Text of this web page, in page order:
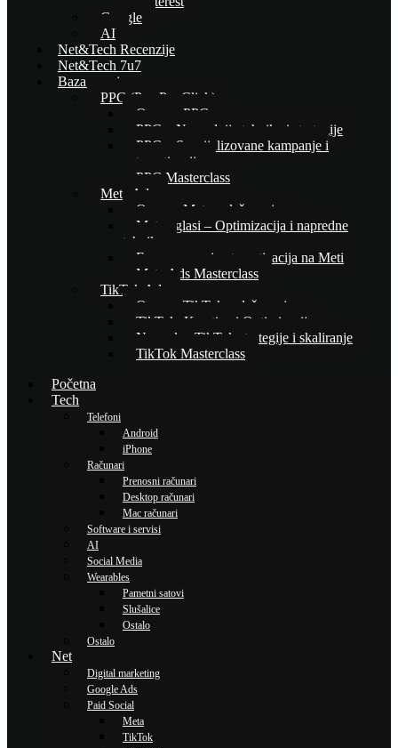
Google
AI
Net&Tech Recenzije
Net&Tech 7u7
Baza znanja
PPC (Pay Per Click)
Osnove PPC-a
PPC – Naprednije tehnike i strategije
PPC – Specijalizovane kampanje i
automatizacija
PPC Masterclass
Meta Ads
Osnove Meta oglašavanja
Meta oglasi – Optimizacija i napredne
tehnike
E-commerce i automatizacija na Meti
Meta Ads Masterclass
TikTok Ads
Osnove TikTok oglašavanja
TikTok: Kreativa i Optimizacija
Napredne TikTok strategije i skaliranje
TikTok Masterclass
Početna
Tech
Telefoni
Android
iPhone
Računari
Prenosni računari
Desktop računari
Mac računari
Software i servisi
AI
Social Media
Wearables
Pametni satovi
Slušalice
Ostalo
Ostalo
Net
Digital marketing
Google Ads
Paid Social
Meta
TikTok